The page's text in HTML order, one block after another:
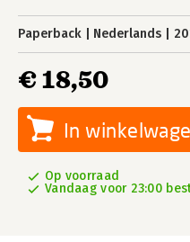
Paperback Nederlands
€ 18,50
In
Op voorraad
Vandaag voor 23:00